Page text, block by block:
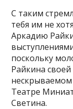
С таким
тебя им не
Аркадию
поскольку
Райкина
нескрываемом
Театре
Светина.